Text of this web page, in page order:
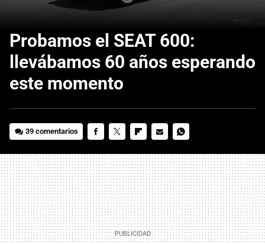
Probamos el SEAT 600:
llevábamos 60 años esperando
este momento
39 comentarios
MAIL